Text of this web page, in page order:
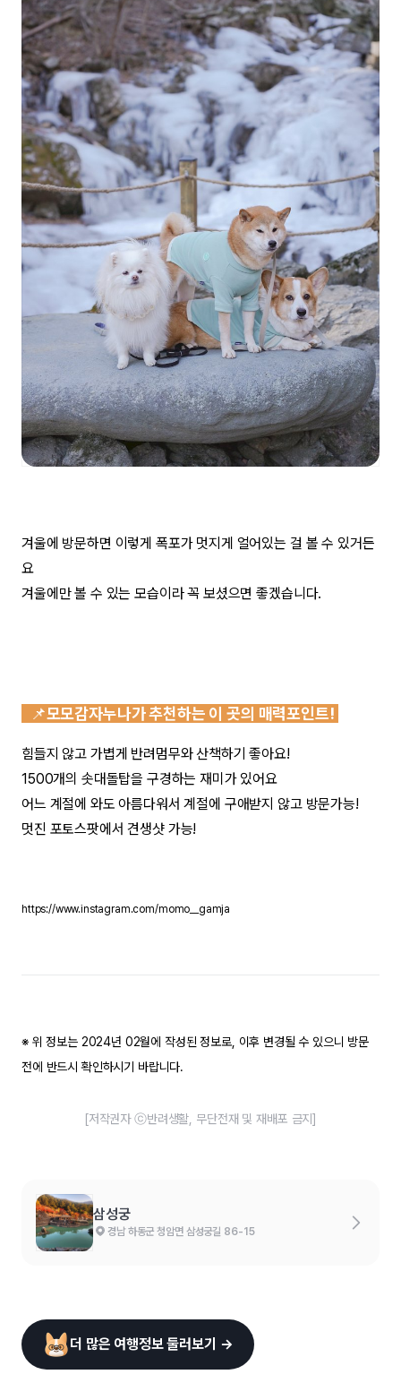
겨울에 방문하면 이렇게 폭포가 멋지게 얼어있는 걸 볼 수 있거든
요
겨울에만 볼 수 있는 모습이라 꼭 보셨으면 좋겠습니다.
📌모모감자누나가 추천하는 이 곳의 매력포인트!
힘들지 않고 가볍게 반려멈무와 산책하기 좋아요!
1500개의 솟대돌탑을 구경하는 재미가 있어요
어느 계절에 와도 아름다워서 계절에 구애받지 않고 방문가능!
멋진 포토스팟에서 견생샷 가능!
https://www.instagram.com/momo__gamja
※ 위 정보는 2024년 02월에 작성된 정보로, 이후 변경될 수 있으니 방문
전에 반드시 확인하시기 바랍니다.
[저작권자 ⓒ반려생활, 무단전재 및 재배포 금지]
삼성궁
경남 하동군 청암면 삼성궁길 86-15
더 많은 여행정보 둘러보기 →